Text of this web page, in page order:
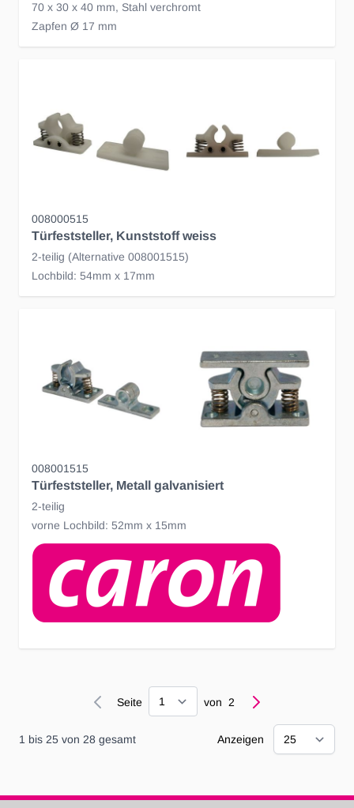
70 x 30 x 40 mm, Stahl verchromt
Zapfen Ø 17 mm
008000515
Türfeststeller, Kunststoff weiss
2-teilig (Alternative 008001515)
Lochbild: 54mm x 17mm
008001515
Türfeststeller, Metall galvanisiert
2-teilig
vorne Lochbild: 52mm x 15mm
1 bis 25 von 28 gesamt
Seite von Seite
2
Anzeigen